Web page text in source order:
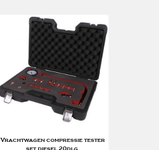
Vrachtwagen compressie tester